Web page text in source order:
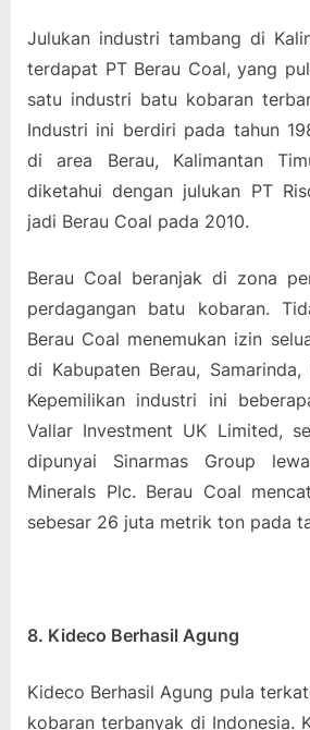
Julukan industri tambang di
terdapat PT Berau Coal, yang
satu industri batu kobaran
Industri ini berdiri pada tahun
di area Berau, Kalimantan
diketahui dengan julukan PT
jadi Berau Coal pada 2010.
Berau Coal beranjak di zona
perdagangan batu kobaran.
Berau Coal menemukan izin
di Kabupaten Berau, Samarinda,
Kepemilikan industri ini
Vallar Investment UK Limited,
dipunyai Sinarmas Group
Minerals Plc. Berau Coal
sebesar 26 juta metrik ton pada
8. Kideco Berhasil Agung
Kideco Berhasil Agung pula
kobaran terbanyak di Indonesia.